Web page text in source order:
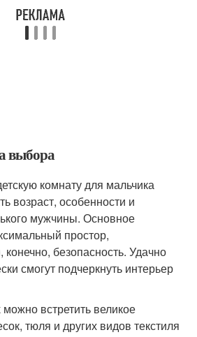
выбора
комнату для мальчика
возраст, особенности и
мужчины. Основное
простор,
безопасность. Удачно
смогут подчеркнуть интерьер
встретить великое
тюля и других видов текстиля